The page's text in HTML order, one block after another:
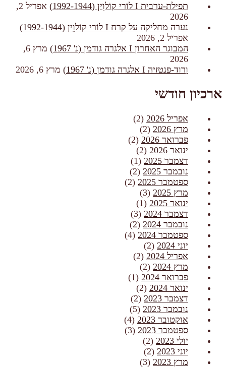
תפילת-ערבית I לוֹרי קוֹלוִין (1992-1944)
אפריל 2,
2026
נערה מחליקה על קרח I לוֹרי קוֹלוִִין (1992-1944)
אפריל 2, 2026
המבוגר האחרון I אלגרה גודמן (נ' 1967)
מרץ 6,
2026
וָרוד-פנטזיה I אלגרה גודמן (נ' 1967)
מרץ 6, 2026
ארכיון חודשי
אפריל 2026
(2)
מרץ 2026
(2)
פברואר 2026
(2)
ינואר 2026
(2)
דצמבר 2025
(1)
נובמבר 2025
(2)
ספטמבר 2025
(2)
מרץ 2025
(3)
ינואר 2025
(1)
דצמבר 2024
(3)
נובמבר 2024
(2)
ספטמבר 2024
(4)
יוני 2024
(2)
אפריל 2024
(2)
מרץ 2024
(2)
פברואר 2024
(1)
ינואר 2024
(2)
דצמבר 2023
(2)
נובמבר 2023
(5)
אוקטובר 2023
(4)
ספטמבר 2023
(3)
יולי 2023
(2)
יוני 2023
(2)
מרץ 2023
(3)